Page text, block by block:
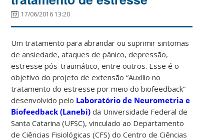
17/06/2016 13:20
Um tratamento para abrandar ou suprimir sintomas
de ansiedade, ataques de pânico, depressão,
estresse pós-traumático, entre outros. Esse é o
objetivo do projeto de extensão “Auxílio no
tratamento do estresse por meio do biofeedback”
desenvolvido pelo Laboratório de Neurometria e
Biofeedback (Lanebi) da Universidade Federal de
Santa Catarina (UFSC), vinculado ao Departamento
de Ciências Fisiológicas (CFS) do Centro de Ciências